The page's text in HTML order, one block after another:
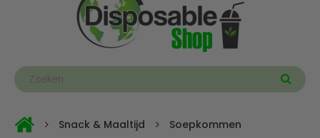
Snack & Maaltijd
Soepkommen